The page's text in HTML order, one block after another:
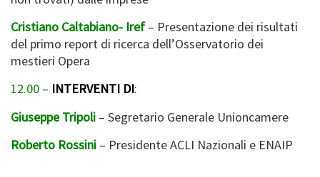
Cristiano Caltabiano- Iref– Presentazione dei risultati
del primo report di ricerca dell’Osservatorio dei
mestieri Opera
12.00 – INTERVENTI DI:
Giuseppe Tripoli – Segretario Generale Unioncamere
Roberto Rossini – Presidente ACLI Nazionali e ENAIP